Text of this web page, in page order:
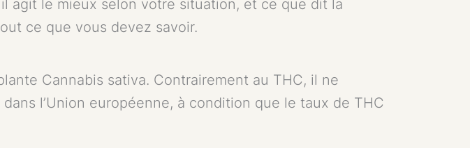
agit le mieux selon votre situation, et ce que dit la
ce que vous devez savoir.
Cannabis sativa. Contrairement au THC, il ne
l’Union européenne, à condition que le taux de THC